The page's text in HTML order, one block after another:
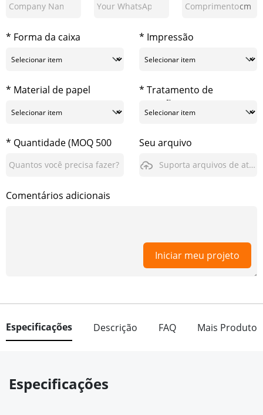
cm
* Forma da caixa * Impressão
* Material de papel
* Tratamento de
superfície
* Quantidade (MOQ 500
Seu arquivo
Suporta arquivos de até 3GB
Comentários adicionais
Iniciar meu projeto
Especificações Descrição FAQ Mais Produto
Especificações